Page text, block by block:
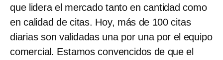
que lidera el mercado tanto en cantidad como
en calidad de citas. Hoy, más de 100 citas
diarias son validadas una por una por el equipo
comercial. Estamos convencidos de que el